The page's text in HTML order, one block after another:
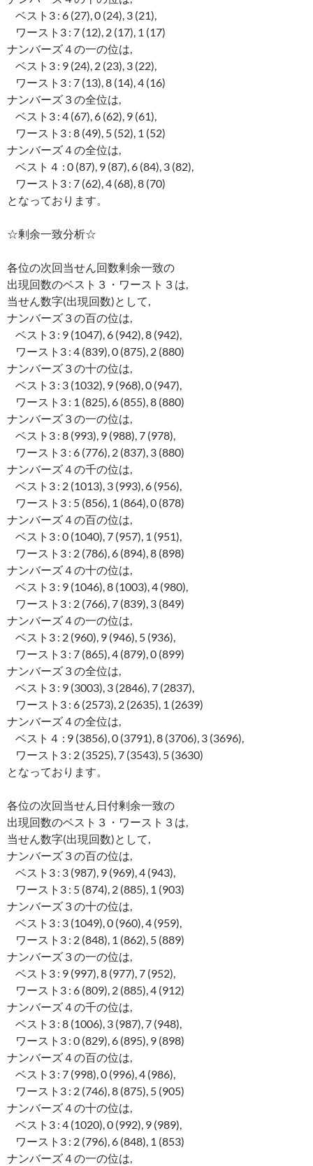
ベスト3 : 6 (27), 0 (24), 3 (21),
ワースト3 : 7 (12), 2 (17), 1 (17)
ナンバーズ４の一の位は,
ベスト3 : 9 (24), 2 (23), 3 (22),
ワースト3 : 7 (13), 8 (14), 4 (16)
ナンバーズ３の全位は,
ベスト3 : 4 (67), 6 (62), 9 (61),
ワースト3 : 8 (49), 5 (52), 1 (52)
ナンバーズ４の全位は,
ベスト４ : 0 (87), 9 (87), 6 (84), 3 (82),
ワースト3 : 7 (62), 4 (68), 8 (70)
となっております。
☆剰余一致分析☆
各位の次回当せん回数剰余一致の
出現回数のベスト３・ワースト３は,
当せん数字(出現回数)として,
ナンバーズ３の百の位は,
ベスト3 : 9 (1047), 6 (942), 8 (942),
ワースト3 : 4 (839), 0 (875), 2 (880)
ナンバーズ３の十の位は,
ベスト3 : 3 (1032), 9 (968), 0 (947),
ワースト3 : 1 (825), 6 (855), 8 (880)
ナンバーズ３の一の位は,
ベスト3 : 8 (993), 9 (988), 7 (978),
ワースト3 : 6 (776), 2 (837), 3 (880)
ナンバーズ４の千の位は,
ベスト3 : 2 (1013), 3 (993), 6 (956),
ワースト3 : 5 (856), 1 (864), 0 (878)
ナンバーズ４の百の位は,
ベスト3 : 0 (1040), 7 (957), 1 (951),
ワースト3 : 2 (786), 6 (894), 8 (898)
ナンバーズ４の十の位は,
ベスト3 : 9 (1046), 8 (1003), 4 (980),
ワースト3 : 2 (766), 7 (839), 3 (849)
ナンバーズ４の一の位は,
ベスト3 : 2 (960), 9 (946), 5 (936),
ワースト3 : 7 (865), 4 (879), 0 (899)
ナンバーズ３の全位は,
ベスト3 : 9 (3003), 3 (2846), 7 (2837),
ワースト3 : 6 (2573), 2 (2635), 1 (2639)
ナンバーズ４の全位は,
ベスト４ : 9 (3856), 0 (3791), 8 (3706), 3 (3696),
ワースト3 : 2 (3525), 7 (3543), 5 (3630)
となっております。
各位の次回当せん日付剰余一致の
出現回数のベスト３・ワースト３は,
当せん数字(出現回数)として,
ナンバーズ３の百の位は,
ベスト3 : 3 (987), 9 (969), 4 (943),
ワースト3 : 5 (874), 2 (885), 1 (903)
ナンバーズ３の十の位は,
ベスト3 : 3 (1049), 0 (960), 4 (959),
ワースト3 : 2 (848), 1 (862), 5 (889)
ナンバーズ３の一の位は,
ベスト3 : 9 (997), 8 (977), 7 (952),
ワースト3 : 6 (809), 2 (885), 4 (912)
ナンバーズ４の千の位は,
ベスト3 : 8 (1006), 3 (987), 7 (948),
ワースト3 : 0 (829), 6 (895), 9 (898)
ナンバーズ４の百の位は,
ベスト3 : 7 (998), 0 (996), 4 (986),
ワースト3 : 2 (746), 8 (875), 5 (905)
ナンバーズ４の十の位は,
ベスト3 : 4 (1020), 0 (992), 9 (989),
ワースト3 : 2 (796), 6 (848), 1 (853)
ナンバーズ４の一の位は,